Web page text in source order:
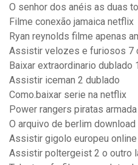
O senhor dos anéis as duas
Filme conexão jamaica netflix
Ryan reynolds filme apenas
Assistir velozes e furiosos 7
Baixar extraordinario dublado
Assistir iceman 2 dublado
Como.baixar serie na netflix
Power rangers piratas
O arquivo de berlim download
Assistir gigolo europeu
Assistir poltergeist 2 o outro